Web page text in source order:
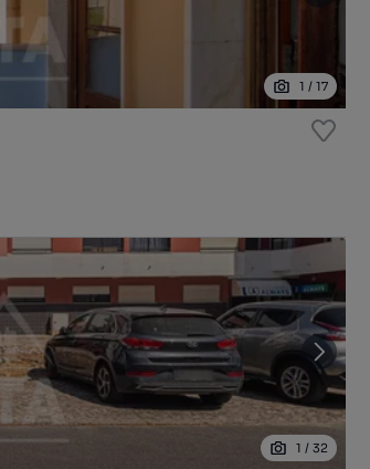
1 /17
1 /32